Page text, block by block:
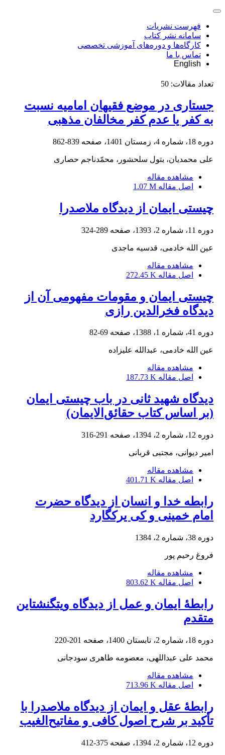
فهرست نشریات
سامانه نشر کتاب
کارگاه‌ها و دوره‌های آموزشی تخصصی
تماس با ما
English
تعداد مقالات: 50
جستاری در موضع فقیهان امامیه نسبت
به کفر یا عدم کفر مخالفان مذهبی
دوره 18، شماره 4، زمستان 1401، صفحه 839-862
علی محمدیان، بتول سلحشور، محمّدناجم حصاری
مشاهده مقاله
اصل مقاله 1.07 M
چیستی ایمان از دیدگاه ملاصدرا
دوره 11، شماره 2، 1393، صفحه 289-324
عین الله خادمی، قدسیه ماجدی
مشاهده مقاله
اصل مقاله 272.45 K
چیستی ایمان و مقومات مفهومی آن از
دیدگاه فخرالدین رازی
دوره 41، شماره 1، 1388، صفحه 69-82
عین الله خادمی، عبدالله علیزاده
مشاهده مقاله
اصل مقاله 187.73 K
دیدگاه شهید ثانی در باب چیستی ایمان
(بر اساس کتاب حقائق‌الایمان)
دوره 12، شماره 2، 1394، صفحه 291-316
امیر دیوانی، مجتبی قربانی
مشاهده مقاله
اصل مقاله 401.71 K
رابطه خدا و انسان از دیدگاه حضرت
امام خمینی و کی یرکگارد
دوره 38، شماره 2، 1384
فروغ رحیم پور
مشاهده مقاله
اصل مقاله 803.62 K
رابطۀ ایمان و عمل از دیدگاه ویتگنشتاین
متقدم
دوره 18، شماره 2، تابستان 1400، صفحه 201-220
محمد علی عبداللهی، معصومه طاهری سودجانی
مشاهده مقاله
اصل مقاله 713.96 K
رابطۀ عقل و ایمان از دیدگاه ملاصدرا با
تأکید بر شرح اصول کافی و مفاتیح‌الغیب
دوره 12، شماره 2، 1394، صفحه 375-412